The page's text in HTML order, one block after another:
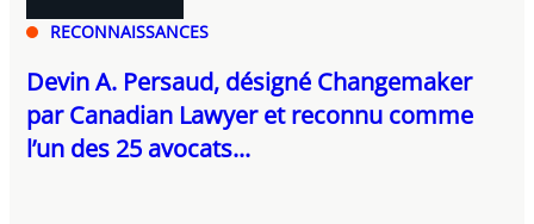
RECONNAISSANCES
Devin A. Persaud, désigné Changemaker
par Canadian Lawyer et reconnu comme
l’un des 25 avocats...